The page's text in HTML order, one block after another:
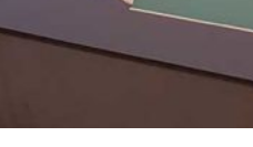
pot presentar en una sola
objectiu, la mostra s’ha